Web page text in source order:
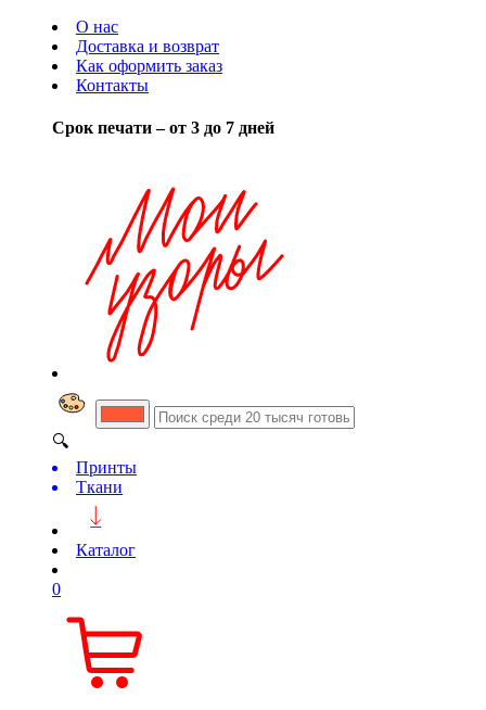
О нас
Доставка и возврат
Как оформить заказ
Контакты
Срок печати – от 3 до 7 дней
🔍
Принты
Ткани
Каталог
0